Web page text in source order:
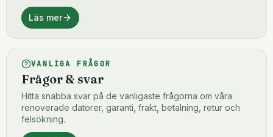
Läs mer
VANLIGA FRÅGOR
Frågor & svar
Hitta snabba svar på de vanligaste frågorna om våra
renoverade datorer, garanti, frakt, betalning, retur och
felsökning.